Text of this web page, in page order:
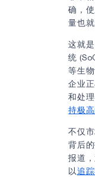
确，
量也就
这就
统
等生
企业
和处
持极
不仅
背后
报道
以追